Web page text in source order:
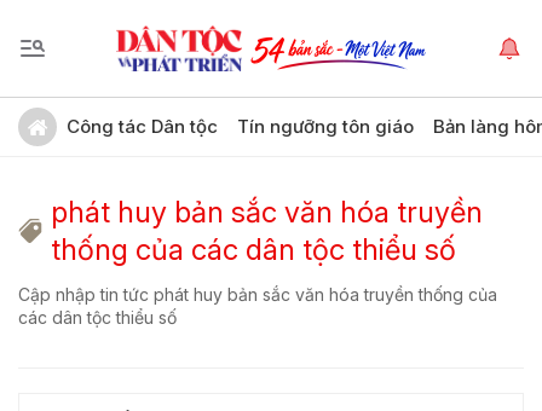
Công tác Dân tộc Tín ngưỡng tôn giáo Bản làng
phát huy bản sắc văn hóa truyền
thống của các dân tộc thiểu số
Cập nhập tin tức phát huy bản sắc văn hóa truyền thống của
các dân tộc thiểu số